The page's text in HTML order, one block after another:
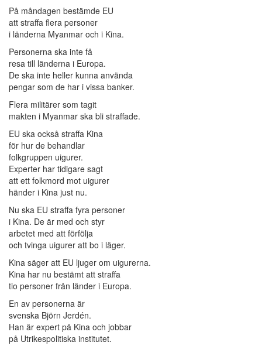
På måndagen bestämde EU
att straffa flera personer
i länderna Myanmar och i Kina.
Personerna ska inte få
resa till länderna i Europa.
De ska inte heller kunna använda
pengar som de har i vissa banker.
Flera militärer som tagit
makten i Myanmar ska bli straffade.
EU ska också straffa Kina
för hur de behandlar
folkgruppen uigurer.
Experter har tidigare sagt
att ett folkmord mot uigurer
händer i Kina just nu.
Nu ska EU straffa fyra personer
i Kina. De är med och styr
arbetet med att förfölja
och tvinga uigurer att bo i läger.
Kina säger att EU ljuger om uigurerna.
Kina har nu bestämt att straffa
tio personer från länder i Europa.
En av personerna är
svenska Björn Jerdén.
Han är expert på Kina och jobbar
på Utrikespolitiska institutet.